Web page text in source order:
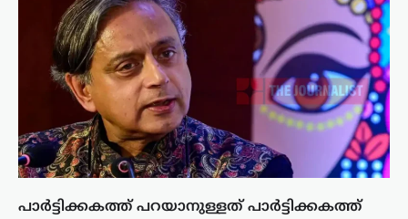
പാർട്ടിക്കകത്ത് പറയാനുള്ളത് പാർട്ടിക്കകത്ത്